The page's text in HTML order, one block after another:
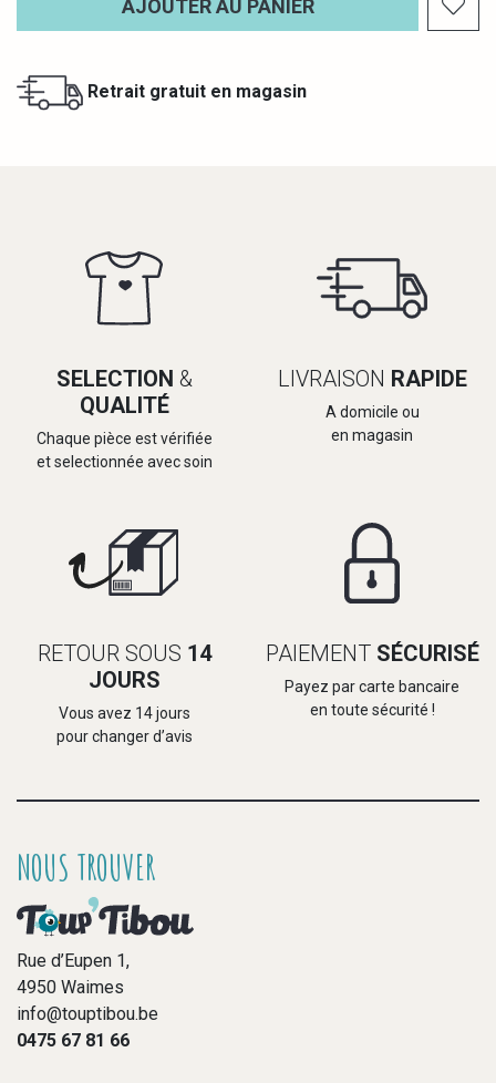
AJOUTER AU PANIER
Retrait gratuit en magasin
SELECTION &
QUALITÉ
Chaque pièce est vérifiée
et selectionnée avec soin
LIVRAISON RAPIDE
A domicile ou
en magasin
RETOUR SOUS 14
JOURS
Vous avez 14 jours
pour changer d’avis
PAIEMENT SÉCURISÉ
Payez par carte bancaire
en toute sécurité !
NOUS TROUVER
Rue d’Eupen 1,
4950 Waimes
info@touptibou.be
0475 67 81 66